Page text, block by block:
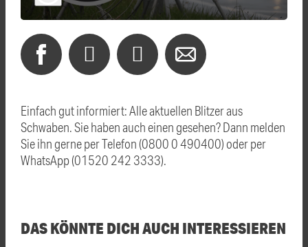
Einfach gut informiert: Alle aktuellen Blitzer aus
Schwaben. Sie haben auch einen gesehen? Dann melden
Sie ihn gerne per Telefon (0800 0 490400) oder per
WhatsApp (01520 242 3333).
DAS KÖNNTE DICH AUCH INTERESSIEREN